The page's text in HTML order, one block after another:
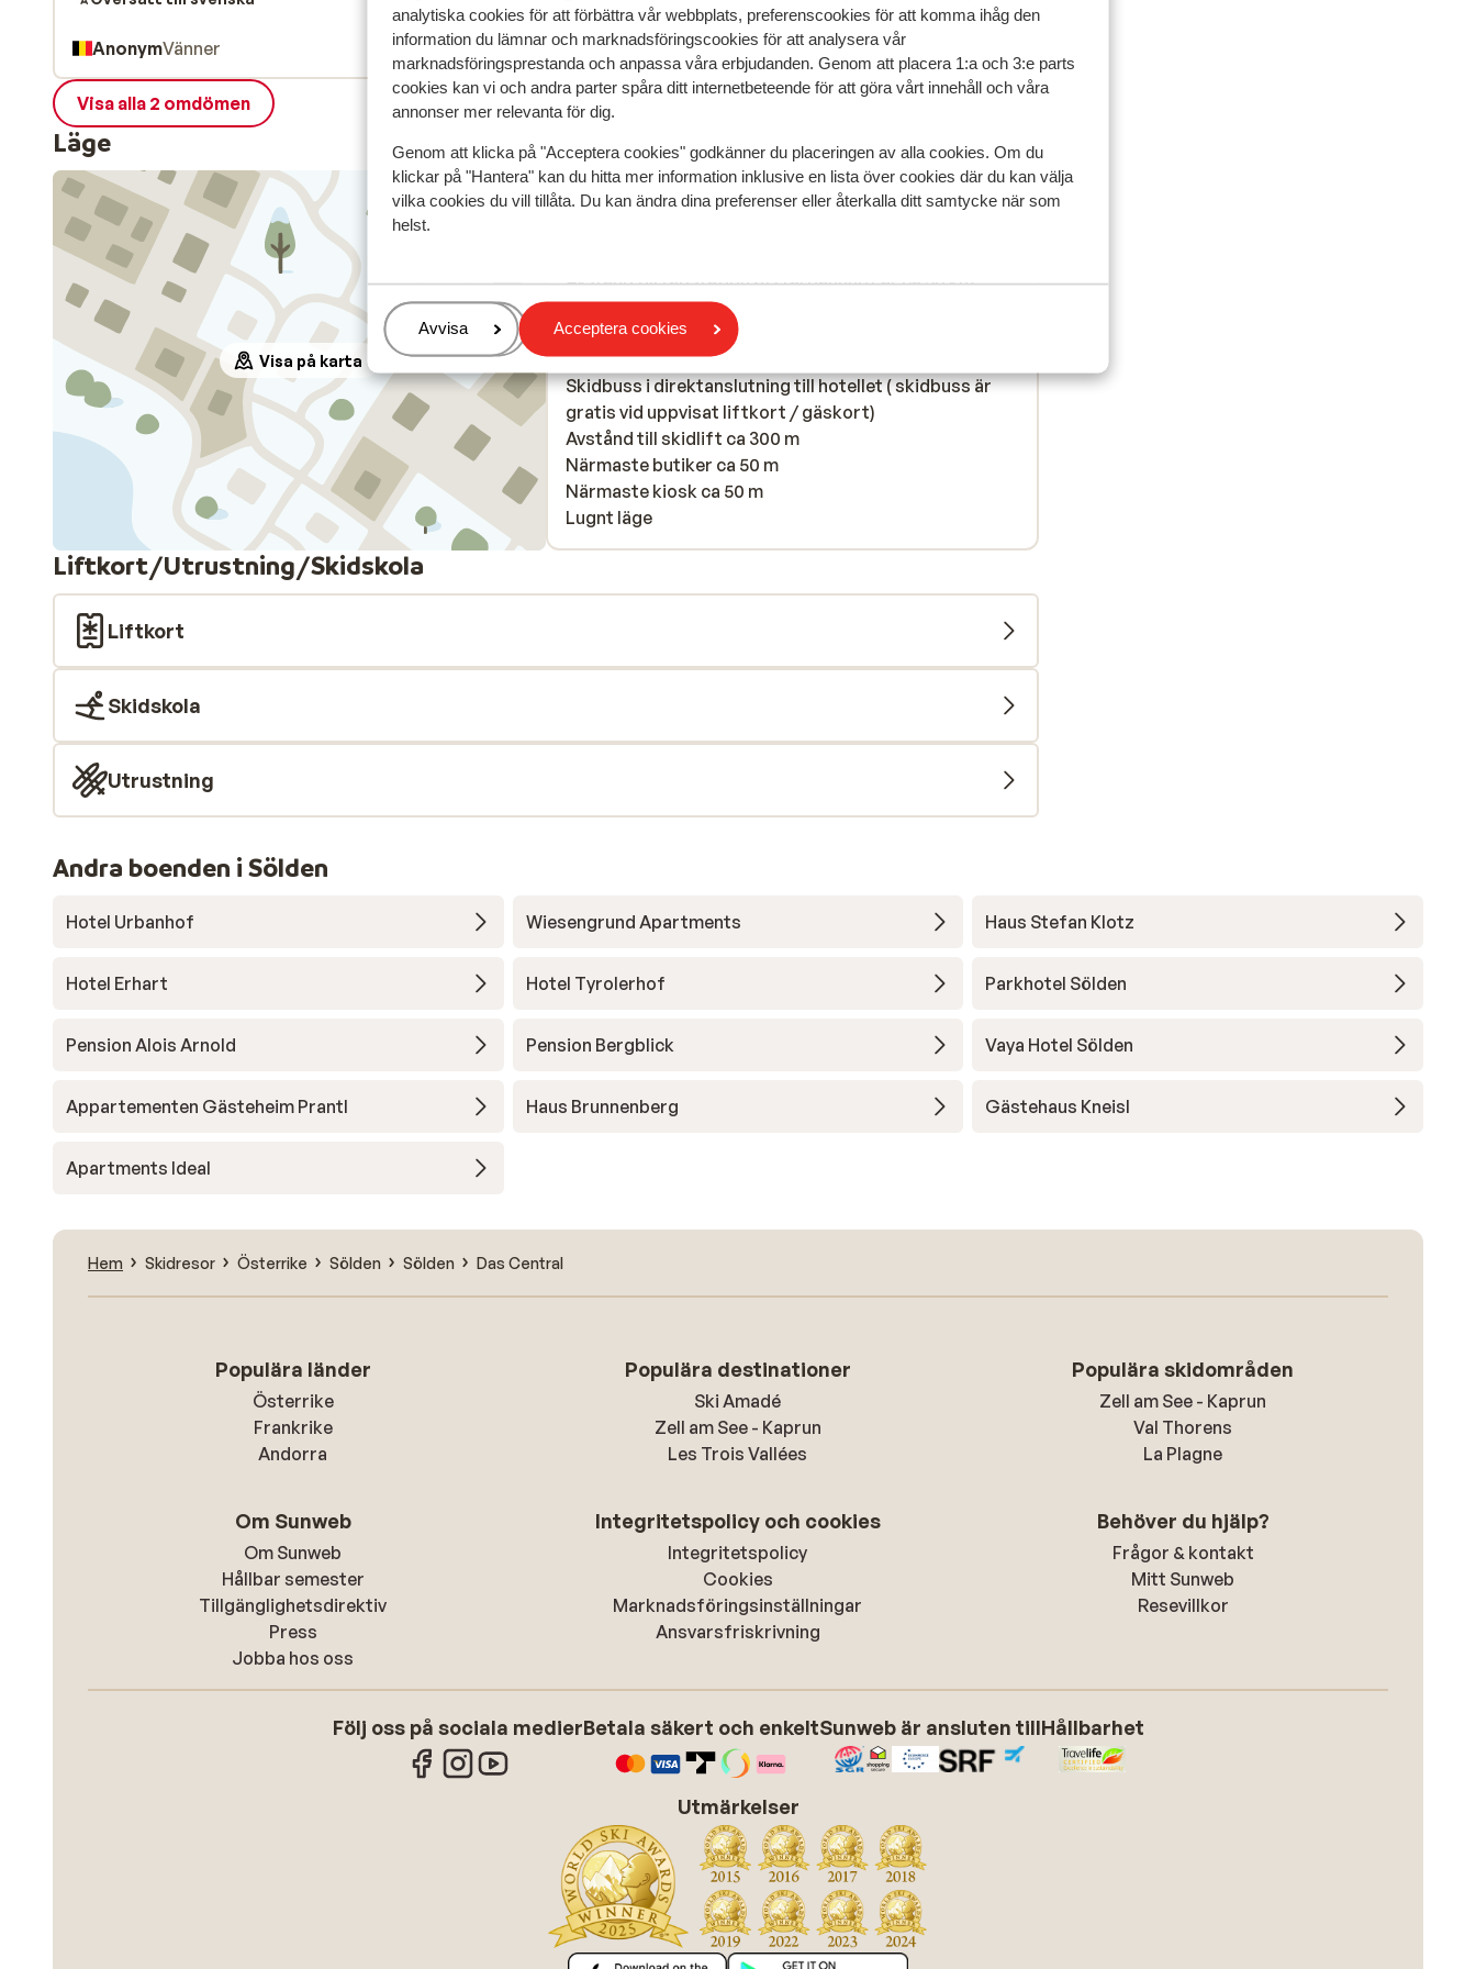
analytiska cookies för att förbättra vår webbplats, preferenscookies för att komma ihåg den
information du lämnar och marknadsföringscookies för att analysera vår
marknadsföringsprestanda och anpassa våra erbjudanden. Genom att placera 1:a och 3:e parts
cookies kan vi och andra parter spåra ditt internetbeteende för att göra vårt innehåll och våra
annonser mer relevanta för dig.
Genom att klicka på "Acceptera cookies" godkänner du placeringen av alla cookies. Om du
klickar på "Hantera" kan du hitta mer information inklusive en lista över cookies där du kan välja
vilka cookies du vill tillåta. Du kan ändra dina preferenser eller återkalla ditt samtycke när som
helst.
Hantera
Avvisa Acceptera cookies
AnonymVänner
Översätt till svenska
AnonymPartner
Visa alla 2 omdömen
Läge
Visa på karta
I området
Avstånd till tågstation ötztal bahnhof är ca 38 km
Avstånd till busshållplats ca 110 m
Avstånd till pist ca 240 m
Avstånd till längdåkningsspår ca 150 m
Skidbuss i direktanslutning till hotellet ( skidbuss är
gratis vid uppvisat liftkort / gäskort)
Avstånd till skidlift ca 300 m
Närmaste butiker ca 50 m
Närmaste kiosk ca 50 m
Lugnt läge
Liftkort/Utrustning/Skidskola
Liftkort
Skidskola
Utrustning
Andra boenden i Sölden
Hotel Urbanhof Wiesengrund Apartments Haus Stefan Klotz
Hotel Erhart Hotel Tyrolerhof Parkhotel Sölden
Pension Alois Arnold Pension Bergblick Vaya Hotel Sölden
Appartementen Gästeheim Prantl Haus Brunnenberg Gästehaus Kneisl
Apartments Ideal
Hem Skidresor Österrike Sölden Sölden Das Central
Populära länder
Österrike
Frankrike
Andorra
Populära destinationer
Ski Amadé
Zell am See - Kaprun
Les Trois Vallées
Populära skidområden
Zell am See - Kaprun
Val Thorens
La Plagne
Om Sunweb
Om Sunweb
Hållbar semester
Tillgänglighetsdirektiv
Press
Jobba hos oss
Integritetspolicy och cookies
Integritetspolicy
Cookies
Marknadsföringsinställningar
Ansvarsfriskrivning
Behöver du hjälp?
Frågor & kontakt
Mitt Sunweb
Resevillkor
Följ oss på sociala medierBetala säkert och enkeltSunweb är ansluten tillHållbarhet
Utmärkelser